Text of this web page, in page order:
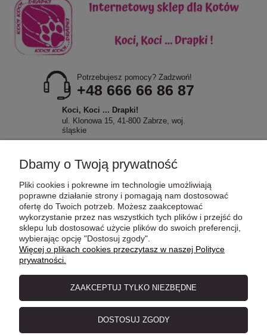
Potrzebujesz pomocy? Zadzwoń!
+48 666 66 86 87
Koci, Koci ... Drapki!
ul. Klonowa 15, 41-800 Zabrze, woj.
śląskie
POMOC
MOJE KONTO
PŁATNOŚCI I DOSTAWA
Dbamy o Twoją prywatność
Pliki cookies i pokrewne im technologie umożliwiają
poprawne działanie strony i pomagają nam dostosować
ofertę do Twoich potrzeb. Możesz zaakceptować
wykorzystanie przez nas wszystkich tych plików i przejść do
sklepu lub dostosować użycie plików do swoich preferencji,
wybierając opcję "Dostosuj zgody".
Więcej o plikach cookies przeczytasz w naszej Polityce
prywatności.
ZAAKCEPTUJ TYLKO NIEZBĘDNE
DOSTOSUJ ZGODY